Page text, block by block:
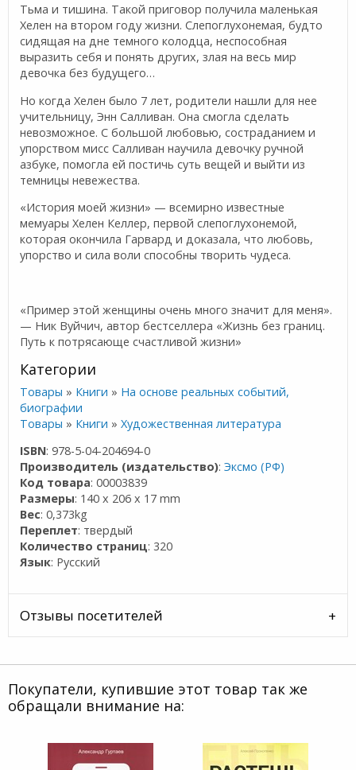
Тьма и тишина. Такой приговор получила маленькая
Хелен на втором году жизни. Слепоглухонемая, будто
сидящая на дне темного колодца, неспособная
выразить себя и понять других, злая на весь мир
девочка без будущего…
Но когда Хелен было 7 лет, родители нашли для нее
учительницу, Энн Салливан. Она смогла сделать
невозможное. С большой любовью, состраданием и
упорством мисс Салливан научила девочку ручной
азбуке, помогла ей постичь суть вещей и выйти из
темницы невежества.
«История моей жизни» — всемирно известные
мемуары Хелен Келлер, первой слепоглухонемой,
которая окончила Гарвард и доказала, что любовь,
упорство и сила воли способны творить чудеса.
«Пример этой женщины очень много значит для меня».
— Ник Вуйчич, автор бестселлера «Жизнь без границ.
Путь к потрясающе счастливой жизни»
Категории
Товары » Книги » На основе реальных событий,
биографии
Товары » Книги »Художественная литература
ISBN: 978-5-04-204694-0
Производитель (издательство):Эксмо (РФ)
Код товара: 00003839
Размеры: 140 x 206 x 17 mm
Вес: 0,373kg
Переплет: твердый
Количество страниц: 320
Язык: Русский
Отзывы посетителей
Покупатели, купившие этот товар так же
обращали внимание на: